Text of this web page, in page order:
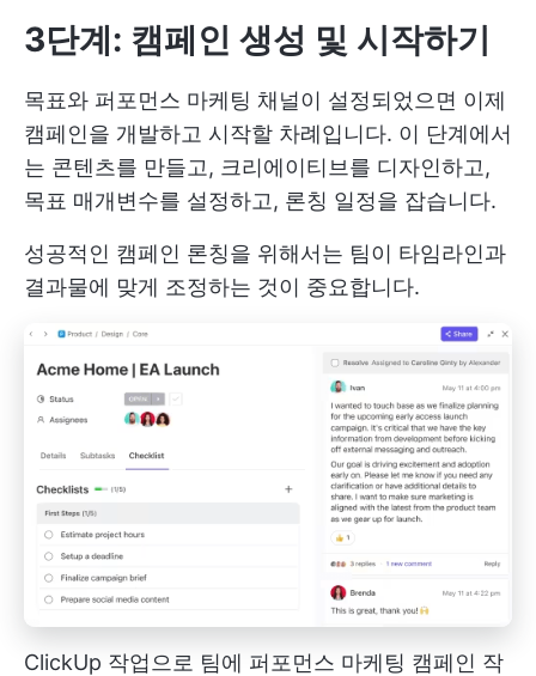
3단계: 캠페인 생성 및 시작하기
목표와 퍼포먼스 마케팅 채널이 설정되었으면 이제
캠페인을 개발하고 시작할 차례입니다. 이 단계에서
는 콘텐츠를 만들고, 크리에이티브를 디자인하고,
목표 매개변수를 설정하고, 론칭 일정을 잡습니다.
성공적인 캠페인 론칭을 위해서는 팀이 타임라인과
결과물에 맞게 조정하는 것이 중요합니다.
ClickUp 작업으로 팀에 퍼포먼스 마케팅 캠페인 작